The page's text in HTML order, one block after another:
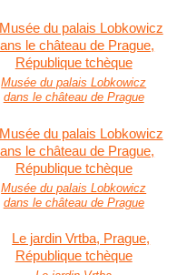
Musée du palais Lobkowicz
dans le château de Prague
Musée du palais Lobkowicz
dans le château de Prague